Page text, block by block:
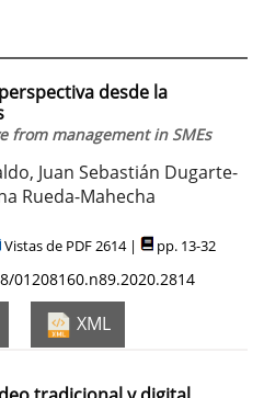
desde la
from management in SMEs
Juan Sebastián Dugarte-
Rueda-Mahecha
Vistas de PDF 2614 | pp. 13-32
01208160.n89.2020.2814
XML